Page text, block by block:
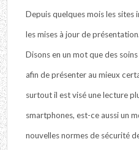
Depuis quelques mois les
les mises à jour de présentation.
Disons en un mot que des
afin de présenter au mieux
surtout il est visé une lecture
smartphones, est-ce aussi un
nouvelles normes de sécurité